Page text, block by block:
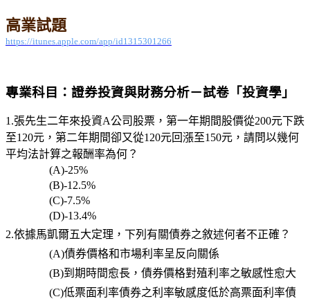
高業試題
https://itunes.apple.com/app/id1315301266
專業科目： 證券投資與財務分析－試卷「投資學」
1.張先生二年來投資A公司股票，第一年期間股價從200元下跌
至120元，第二年期間卻又從120元回漲至150元，請問以幾何
平均法計算之報酬率為何？
(A)-25%
(B)-12.5%
(C)-7.5%
(D)-13.4%
2.依據馬凱爾五大定理，下列有關債券之敘述何者不正確？
(A)債券價格和市場利率呈反向關係
(B)到期時間愈長，債券價格對殖利率之敏感性愈大
(C)低票面利率債券之利率敏感度低於高票面利率債